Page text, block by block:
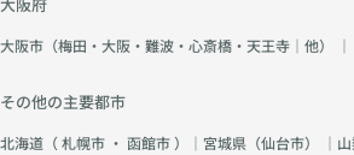
大阪府
大阪市（梅田・大阪・難波・心斎橋・天王寺｜他） ｜
その他の主要都市
北海道（札幌市 ・ 函館市）｜宮城県（仙台市） ｜